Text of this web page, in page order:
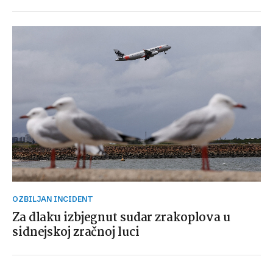
OZBILJAN INCIDENT
Za dlaku izbjegnut sudar zrakoplova u
sidnejskoj zračnoj luci